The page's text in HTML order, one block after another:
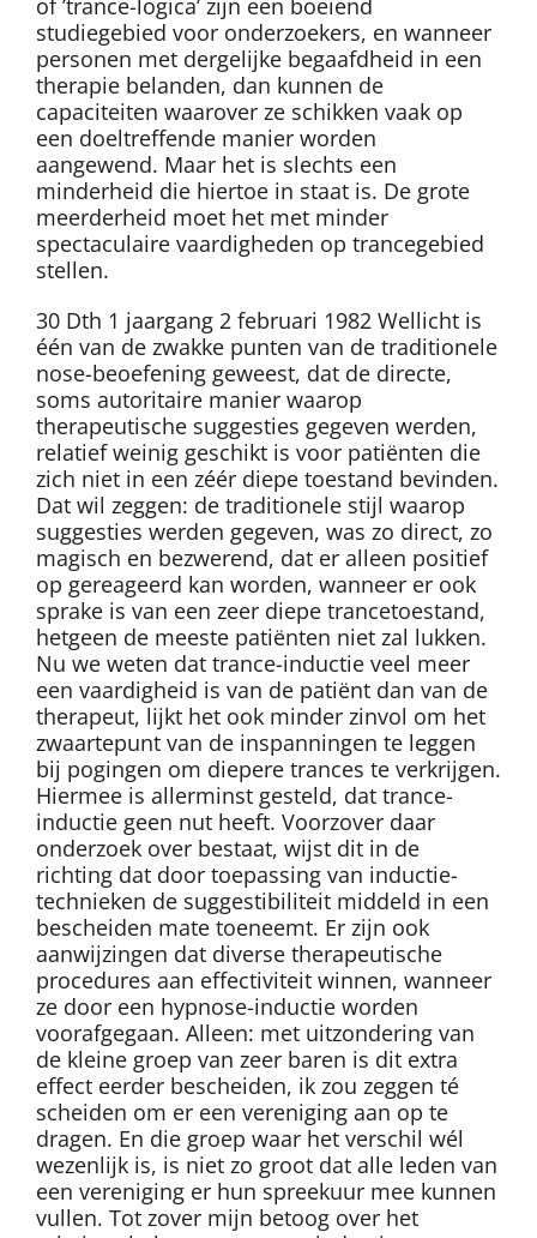
of ’trance-logica’ zijn een boeiend
studiegebied voor onderzoekers, en wanneer
personen met dergelijke begaafdheid in een
therapie belanden, dan kunnen de
capaciteiten waarover ze schikken vaak op
een doeltreffende manier worden
aangewend. Maar het is slechts een
minderheid die hiertoe in staat is. De grote
meerderheid moet het met minder
spectaculaire vaardigheden op trancegebied
stellen.
30 Dth 1 jaargang 2 februari 1982 Wellicht is
één van de zwakke punten van de traditionele
nose-beoefening geweest, dat de directe,
soms autoritaire manier waarop
therapeutische suggesties gegeven werden,
relatief weinig geschikt is voor patiënten die
zich niet in een zéér diepe toestand bevinden.
Dat wil zeggen: de traditionele stijl waarop
suggesties werden gegeven, was zo direct, zo
magisch en bezwerend, dat er alleen positief
op gereageerd kan worden, wanneer er ook
sprake is van een zeer diepe trancetoestand,
hetgeen de meeste patiënten niet zal lukken.
Nu we weten dat trance-inductie veel meer
een vaardigheid is van de patiënt dan van de
therapeut, lijkt het ook minder zinvol om het
zwaartepunt van de inspanningen te leggen
bij pogingen om diepere trances te verkrijgen.
Hiermee is allerminst gesteld, dat trance-
inductie geen nut heeft. Voorzover daar
onderzoek over bestaat, wijst dit in de
richting dat door toepassing van inductie-
technieken de suggestibiliteit middeld in een
bescheiden mate toeneemt. Er zijn ook
aanwijzingen dat diverse therapeutische
procedures aan effectiviteit winnen, wanneer
ze door een hypnose-inductie worden
voorafgegaan. Alleen: met uitzondering van
de kleine groep van zeer baren is dit extra
effect eerder bescheiden, ik zou zeggen té
scheiden om er een vereniging aan op te
dragen. En die groep waar het verschil wél
wezenlijk is, is niet zo groot dat alle leden van
een vereniging er hun spreekuur mee kunnen
vullen. Tot zover mijn betoog over het